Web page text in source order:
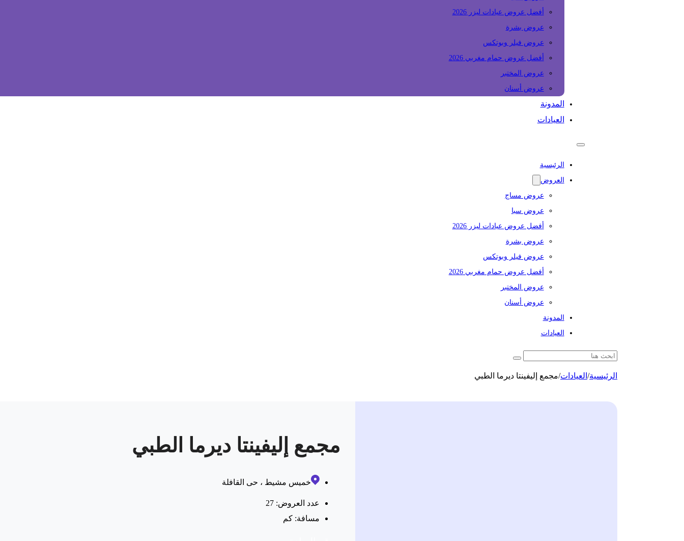
أفضل عروض عيادات ليزر 2026
عروض بشرة
عروض فيلر وبوتكس
أفضل عروض حمام مغربي 2026
عروض المختبر
عروض أسنان
المدونة
العيادات
الرئيسية
العروض
عروض مساج
عروض سبا
أفضل عروض عيادات ليزر 2026
عروض بشرة
عروض فيلر وبوتكس
أفضل عروض حمام مغربي 2026
عروض المختبر
عروض أسنان
المدونة
العيادات
الرئيسية/ العيادات/مجمع إليفينتا ديرما الطبي
مجمع إليفينتا ديرما الطبي
خميس مشيط ، حى القافلة
عدد العروض: 27
مسافة:كم